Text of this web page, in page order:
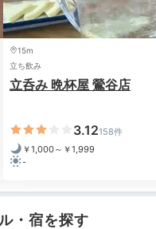
ごとに変わる国産のク
一緒に、心ゆくまで
すめです。
た。
+2
15m
立ち飲み
立呑み 晩杯屋 鶯谷店
3.12158件
￥1,000～￥1,999
-
・宿を探す